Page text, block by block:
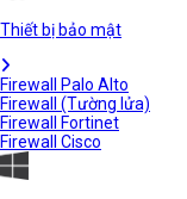
Thiết bị bảo mật
Firewall Palo Alto
Firewall (Tường lửa)
Firewall Fortinet
Firewall Cisco